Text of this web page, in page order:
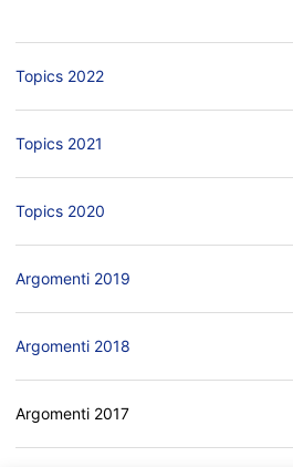
Topics 2022
Topics 2021
Topics 2020
Argomenti 2019
Argomenti 2018
Argomenti 2017